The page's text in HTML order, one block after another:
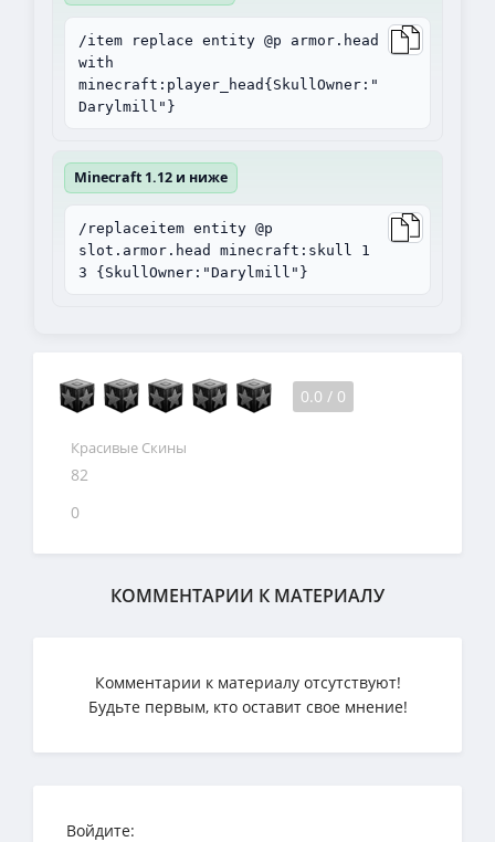
/item replace entity @p armor.head
with
minecraft:player_head{SkullOwner:"
Darylmill"}
Minecraft 1.12 и ниже
/replaceitem entity @p
slot.armor.head minecraft:skull 1
3 {SkullOwner:"Darylmill"}
0.0 / 0
Красивые Скины
82
0
КОММЕНТАРИИ К МАТЕРИАЛУ
Комментарии к материалу отсутствуют!
Будьте первым, кто оставит свое мнение!
Войдите: